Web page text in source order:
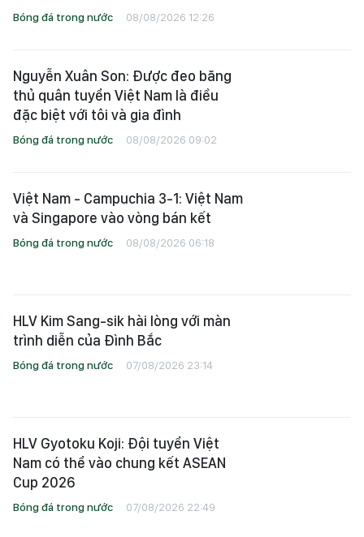
Bóng đá trong nước 08/08/2026 12:26
Nguyễn Xuân Son: Được đeo băng
thủ quân tuyển Việt Nam là điều
đặc biệt với tôi và gia đình
Bóng đá trong nước 08/08/2026 09:02
Việt Nam - Campuchia 3-1: Việt Nam
và Singapore vào vòng bán kết
Bóng đá trong nước 08/08/2026 06:18
HLV Kim Sang-sik hài lòng với màn
trình diễn của Đình Bắc
Bóng đá trong nước 07/08/2026 23:14
HLV Gyotoku Koji: Đội tuyển Việt
Nam có thể vào chung kết ASEAN
Cup 2026
Bóng đá trong nước 07/08/2026 22:49